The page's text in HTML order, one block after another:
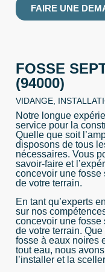
FAIRE UNE
FOSSE
(94000)
VIDANGE,
Notre longue
service pour la
Quelle que soit
disposons de tous
nécessaires. Vous
savoir-faire et
concevoir une fosse
de votre terrain.
En tant qu’experts
sur nos
concevoir une
de votre terrain.
fosse à eaux noires
tout eau, nous
l’installer et la